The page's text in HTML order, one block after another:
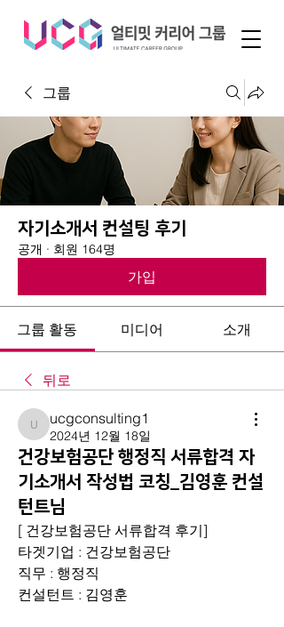
그룹
자기소개서 컨설팅 후기
공개 · 회원 164명
가입
그룹 활동 미디어 소개
뒤로
ucgconsulting1
ucgconsulting1
2024년 12월 18일
건강보험공단 행정직 서류합격 자
기소개서 작성법 코칭_김영훈 컨설
턴트님
[ 건강보험공단 서류합격 후기]
타겟기업 : 건강보험공단
직무 : 행정직
컨설턴트 : 김영훈